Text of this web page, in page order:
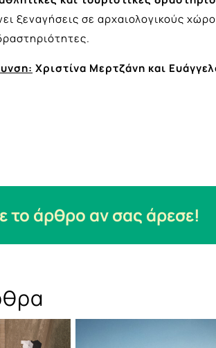
ξεναγήσεις σε αρχαιολογικούς
Χριστίνα Μερτζάνη και
το άρθρο αν σας άρεσε!